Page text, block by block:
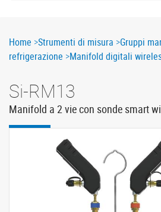
Breadcrumb
Home Strumenti di misura Gruppi
refrigerazione Manifold digitali
Si-RM13
Manifold a 2 vie con sonde smart